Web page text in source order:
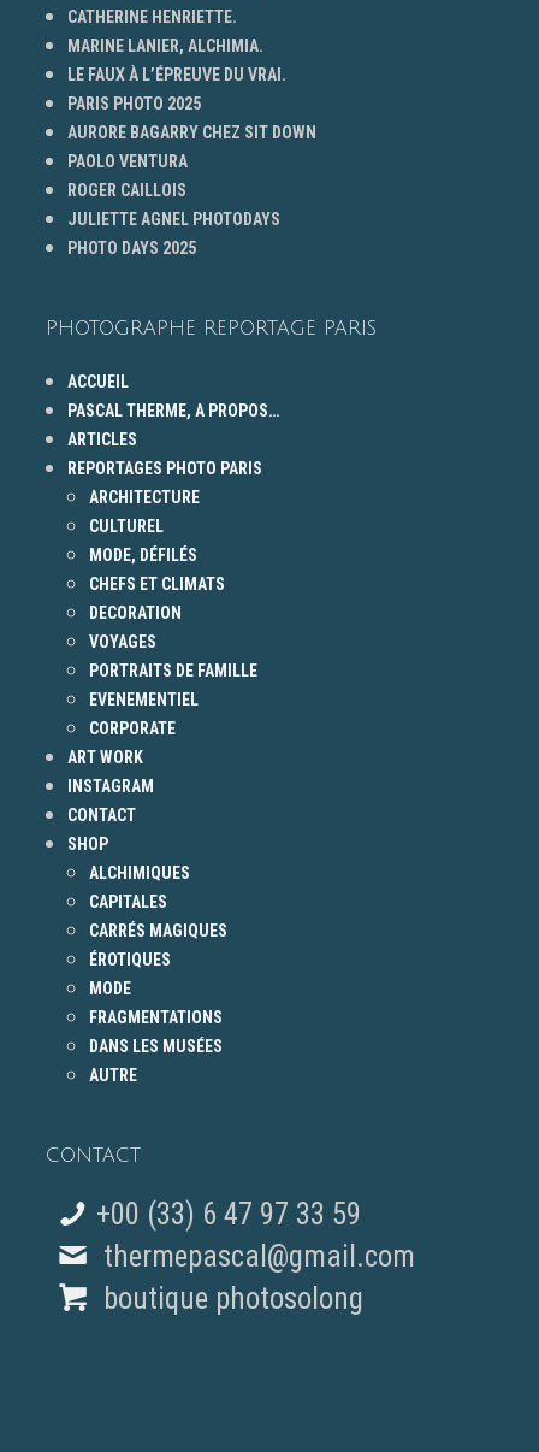
CATHERINE HENRIETTE.
MARINE LANIER, ALCHIMIA.
LE FAUX À L’ÉPREUVE DU VRAI.
PARIS PHOTO 2025
AURORE BAGARRY CHEZ SIT DOWN
PAOLO VENTURA
ROGER CAILLOIS
JULIETTE AGNEL PHOTODAYS
PHOTO DAYS 2025
PHOTOGRAPHE REPORTAGE PARIS
ACCUEIL
PASCAL THERME, A PROPOS…
ARTICLES
REPORTAGES PHOTO PARIS
ARCHITECTURE
CULTUREL
MODE, DÉFILÉS
CHEFS ET CLIMATS
DECORATION
VOYAGES
PORTRAITS DE FAMILLE
EVENEMENTIEL
CORPORATE
ART WORK
INSTAGRAM
CONTACT
SHOP
ALCHIMIQUES
CAPITALES
CARRÉS MAGIQUES
ÉROTIQUES
MODE
FRAGMENTATIONS
DANS LES MUSÉES
AUTRE
CONTACT
+00 (33) 6 47 97 33 59
thermepascal@gmail.com
boutique photosolong